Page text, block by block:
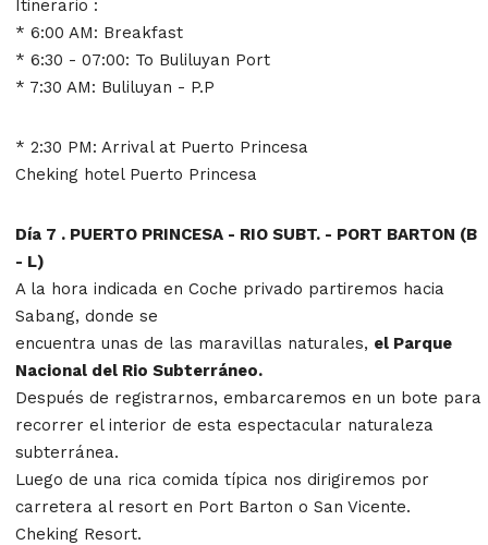
Itinerario :
* 6:00 AM: Breakfast
* 6:30 - 07:00: To Buliluyan Port
* 7:30 AM: Buliluyan - P.P
* 2:30 PM: Arrival at Puerto Princesa
Cheking hotel Puerto Princesa
Día 7 . PUERTO PRINCESA - RIO SUBT. - PORT BARTON (B
- L)
A la hora indicada en Coche privado partiremos hacia
Sabang, donde se
encuentra unas de las maravillas naturales, el Parque
Nacional del Rio Subterráneo.
Después de registrarnos, embarcaremos en un bote para
recorrer el interior de esta espectacular naturaleza
subterránea.
Luego de una rica comida típica nos dirigiremos por
carretera al resort en Port Barton o San Vicente.
Cheking Resort.